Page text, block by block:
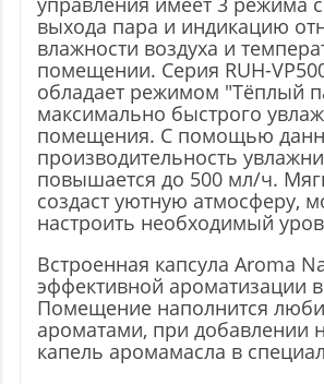
выхода пара и индикацию
влажности воздуха и
помещении. Серия RUH-
обладает режимом "Тёплый
максимально быстрого
помещения. С помощью
производительность
повышается до 500 мл/ч.
создаст уютную атмосферу,
настроить необходимый
Встроенная капсула Aroma
эффективной ароматизации
Помещение наполнится
ароматами, при добавлении
капель аромамасла в